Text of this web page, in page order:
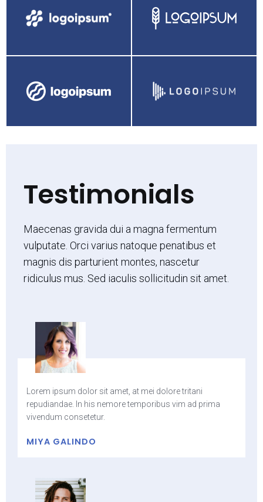
Testimonials
Maecenas gravida dui a magna fermentum
vulputate. Orci varius natoque penatibus et
magnis dis parturient montes, nascetur
ridiculus mus. Sed iaculis sollicitudin sit amet.
Lorem ipsum dolor sit amet, at mei dolore tritani
repudiandae. In his nemore temporibus vim ad prima
vivendum consetetur.
MIYA GALINDO